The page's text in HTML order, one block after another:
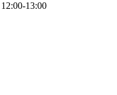
13:00